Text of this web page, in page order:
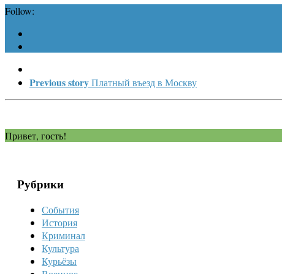
Follow:
Previous storyПлатный въезд в Москву
Привет, гость!
Рубрики
События
История
Криминал
Культура
Курьёзы